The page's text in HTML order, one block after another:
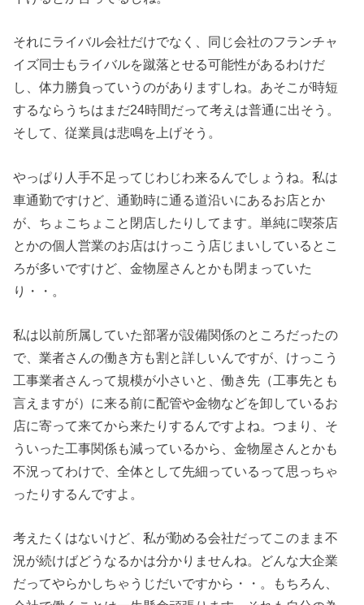
それにライバル会社だけでなく、同じ会社のフランチャ
イズ同士もライバルを蹴落とせる可能性があるわけだ
し、体力勝負っていうのがありますしね。あそこが時短
するならうちはまだ24時間だって考えは普通に出そう。
そして、従業員は悲鳴を上げそう。
やっぱり人手不足ってじわじわ来るんでしょうね。私は
車通勤ですけど、通勤時に通る道沿いにあるお店とか
が、ちょこちょこと閉店したりしてます。単純に喫茶店
とかの個人営業のお店はけっこう店じまいしているとこ
ろが多いですけど、金物屋さんとかも閉まっていた
り・・。
私は以前所属していた部署が設備関係のところだったの
で、業者さんの働き方も割と詳しいんですが、けっこう
工事業者さんって規模が小さいと、働き先（工事先とも
言えますが）に来る前に配管や金物などを卸しているお
店に寄って来てから来たりするんですよね。つまり、そ
ういった工事関係も減っているから、金物屋さんとかも
不況ってわけで、全体として先細っているって思っちゃ
ったりするんですよ。
考えたくはないけど、私が勤める会社だってこのまま不
況が続けばどうなるかは分かりませんね。どんな大企業
だってやらかしちゃうじだいですから・・。もちろん、